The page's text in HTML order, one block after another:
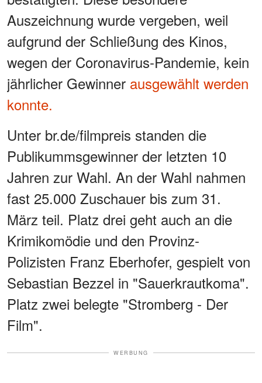
Auszeichnung wurde vergeben, weil
aufgrund der Schließung des Kinos,
wegen der Coronavirus-Pandemie, kein
jährlicher Gewinner ausgewählt werden
konnte.
Unter br.de/filmpreis standen die
Publikummsgewinner der letzten 10
Jahren zur Wahl. An der Wahl nahmen
fast 25.000 Zuschauer bis zum 31.
März teil. Platz drei geht auch an die
Krimikomödie und den Provinz-
Polizisten Franz Eberhofer, gespielt von
Sebastian Bezzel in "Sauerkrautkoma".
Platz zwei belegte "Stromberg - Der
Film".
WERBUNG